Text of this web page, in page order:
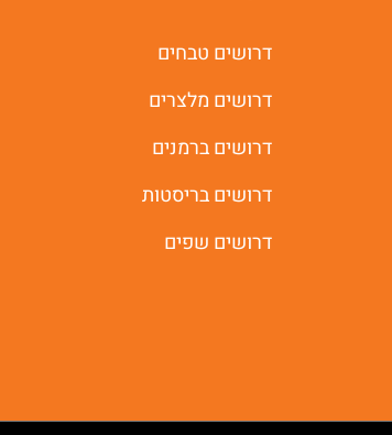
דרושים טבחים
דרושים מלצרים
דרושים ברמנים
דרושים בריסטות
דרושים שפים